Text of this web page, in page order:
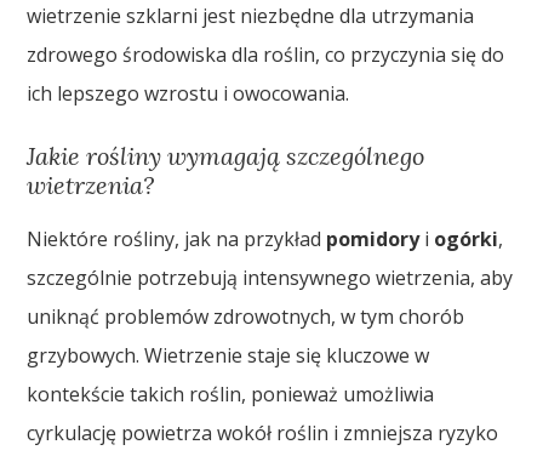
wietrzenie szklarni jest niezbędne dla utrzymania
zdrowego środowiska dla roślin, co przyczynia się do
ich lepszego wzrostu i owocowania.
Jakie rośliny wymagają szczególnego
wietrzenia?
Niektóre rośliny, jak na przykład pomidoryi ogórki,
szczególnie potrzebują intensywnego wietrzenia, aby
uniknąć problemów zdrowotnych, w tym chorób
grzybowych. Wietrzenie staje się kluczowe w
kontekście takich roślin, ponieważ umożliwia
cyrkulację powietrza wokół roślin i zmniejsza ryzyko